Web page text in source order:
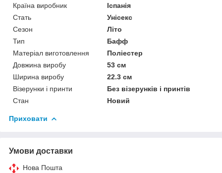
Країна виробник
Іспанія
Стать
Унісекс
Сезон
Літо
Тип
Бафф
Матеріал виготовлення
Поліестер
Довжина виробу
53 см
Ширина виробу
22.3 см
Візерунки і принти
Без візерунків і принтів
Стан
Новий
Приховати
Умови доставки
Нова Пошта